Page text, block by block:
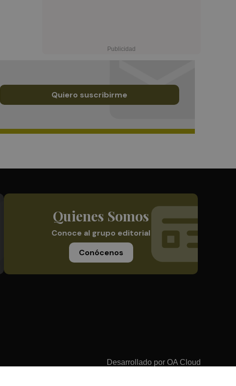
Quiero suscribirme
Quienes Somos
Conoce al grupo editorial
Conócenos
Desarrollado por OA Cloud